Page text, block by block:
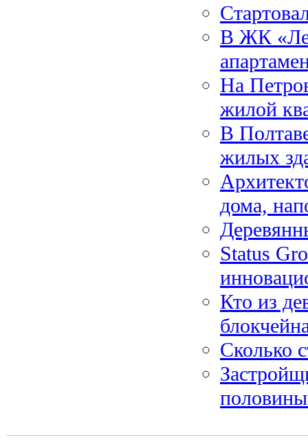
В ЖК
На
жилой
В
жилых
дома,
Status
Кто из
Сколько